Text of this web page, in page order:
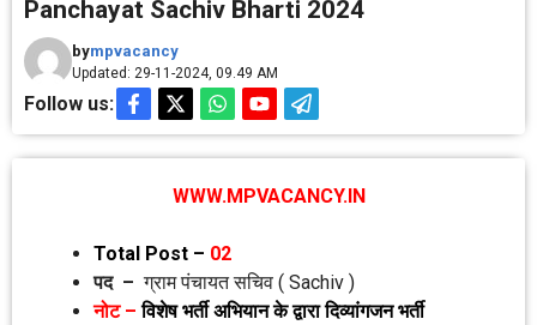
Panchayat Sachiv Bharti 2024
bympvacancy
Updated: 29-11-2024, 09.49 AM
Follow us:
WWW.MPVACANCY.IN
Total Post – 02
पद –ग्राम पंचायत सचिव ( Sachiv )
नोट –विशेष भर्ती अभियान के द्वारा दिव्‍यांगजन भर्ती